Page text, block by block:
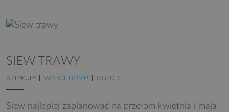
SIEW TRAWY
ARTYKUŁY WOKÓŁ DOMU OGRÓD
Siew najlepiej zaplanować na przełom kwietnia i maja